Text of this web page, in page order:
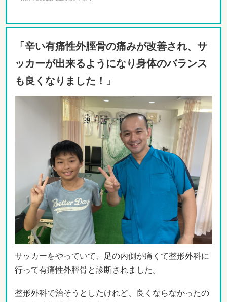
「辛い有痛性外脛骨の痛みが改善され、サ
ッカーが出来るようになり身体のバランス
も良くなりました！」
サッカーをやっていて、足の内側が痛くて整形外科に
行って有痛性外脛骨と診断されました。
整形外科で治そうとしたけれど、良くならなかったの